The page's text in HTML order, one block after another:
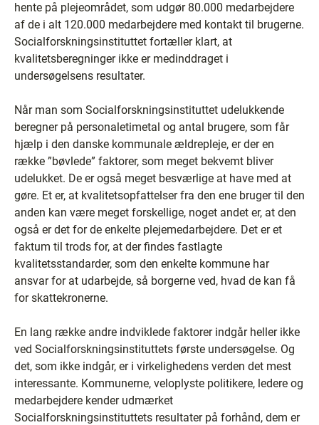
hente på plejeområdet, som udgør 80.000 medarbejdere
af de i alt 120.000 medarbejdere med kontakt til brugerne.
Socialforskningsinstituttet fortæller klart, at
kvalitetsberegninger ikke er medinddraget i
undersøgelsens resultater.
Når man som Socialforskningsinstituttet udelukkende
beregner på personaletimetal og antal brugere, som får
hjælp i den danske kommunale ældrepleje, er der en
række ”bøvlede” faktorer, som meget bekvemt bliver
udelukket. De er også meget besværlige at have med at
gøre. Et er, at kvalitetsopfattelser fra den ene bruger til den
anden kan være meget forskellige, noget andet er, at den
også er det for de enkelte plejemedarbejdere. Det er et
faktum til trods for, at der findes fastlagte
kvalitetsstandarder, som den enkelte kommune har
ansvar for at udarbejde, så borgerne ved, hvad de kan få
for skattekronerne.
En lang række andre indviklede faktorer indgår heller ikke
ved Socialforskningsinstituttets første undersøgelse. Og
det, som ikke indgår, er i virkelighedens verden det mest
interessante. Kommunerne, veloplyste politikere, ledere og
medarbejdere kender udmærket
Socialforskningsinstituttets resultater på forhånd, dem er